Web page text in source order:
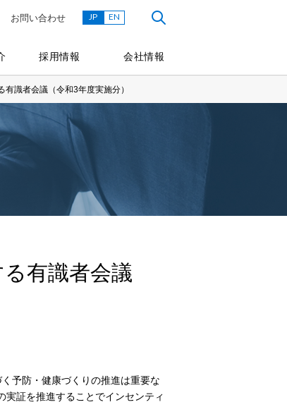
採用情報 会社情報
お問い合わせ JP EN
識者会議（令和3年度実施分）
有識者会議
予防・健康づくりの推進は重要な
証を推進することでインセンティ